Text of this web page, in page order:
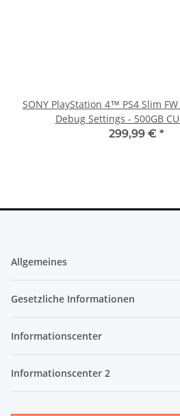
SONY PlayStation 4™ PS4 Slim FW
Debug Settings - 500GB
299,99 € *
Allgemeines
Gesetzliche Informationen
Informationscenter
Informationscenter 2